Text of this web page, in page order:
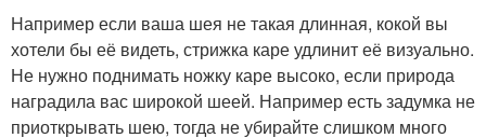
Например если ваша шея не такая длинная, кокой вы
хотели бы её видеть, стрижка каре удлинит её визуально.
Не нужно поднимать ножку каре высоко, если природа
наградила вас широкой шеей. Например есть задумка не
приоткрывать шею, тогда не убирайте слишком много